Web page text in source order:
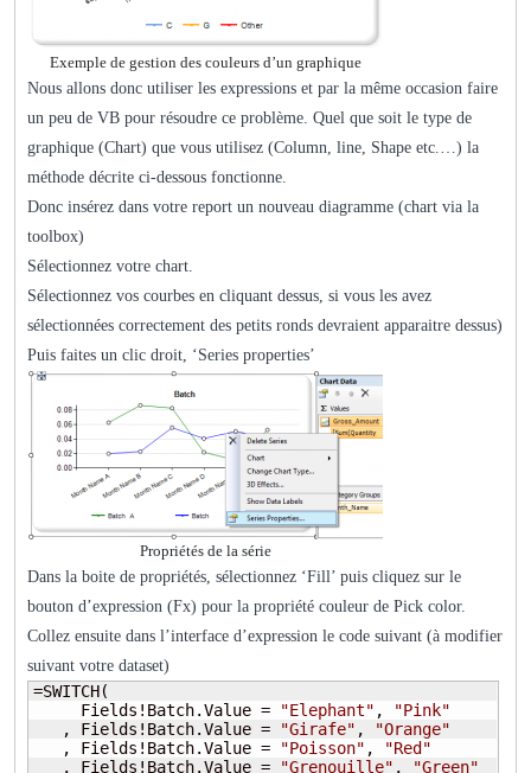
Exemple de gestion des couleurs d’un graphique
Nous allons donc utiliser les expressions et par la même occasion faire
un peu de VB pour résoudre ce problème. Quel que soit le type de
graphique (Chart) que vous utilisez (Column, line, Shape etc.…) la
méthode décrite ci-dessous fonctionne.
Donc insérez dans votre report un nouveau diagramme (chart via la
toolbox)
Sélectionnez votre chart.
Sélectionnez vos courbes en cliquant dessus, si vous les avez
sélectionnées correctement des petits ronds devraient apparaitre dessus)
Puis faites un clic droit, ‘Series properties’
Propriétés de la série
Dans la boite de propriétés, sélectionnez ‘Fill’ puis cliquez sur le
bouton d’expression (Fx) pour la propriété couleur de Pick color.
Collez ensuite dans l’interface d’expression le code suivant (à modifier
suivant votre dataset)
=SWITCH(
     Fields!Batch.Value =
"Elephant" ,
"Pink"
   , Fields!Batch.Value =
"Girafe" ,
"Orange"
   , Fields!Batch.Value =
"Poisson" ,
"Red"
   , Fields!Batch.Value =
"Grenouille" , "Green"